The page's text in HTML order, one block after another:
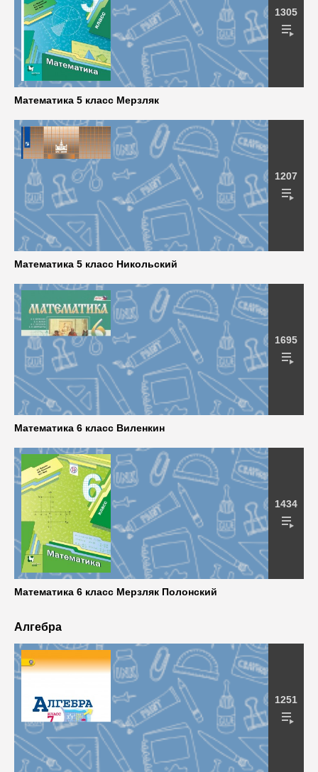
1305
Математика 5 класс Мерзляк
1207
Математика 5 класс Никольский
1695
Математика 6 класс Виленкин
1434
Математика 6 класс Мерзляк Полонский
Алгебра
1251